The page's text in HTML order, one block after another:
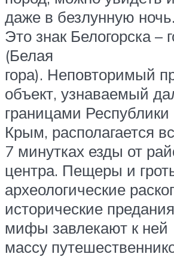
даже в безлунную ночь.
Это знак Белогорска –
(Белая
гора). Неповторимый
объект, узнаваемый
границами Республики
Крым, располагается
7 минутках езды от
центра. Пещеры и
археологические
исторические
мифы завлекают к ней
массу